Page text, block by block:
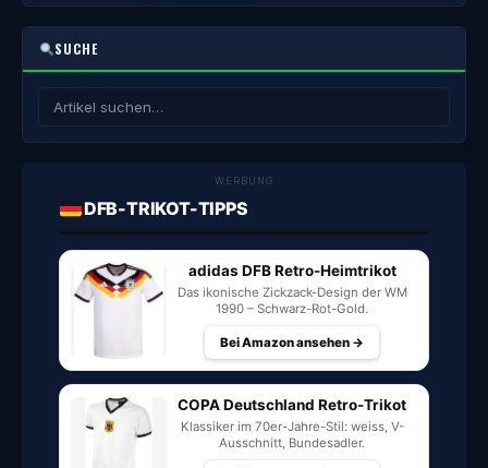
SUCHE
WERBUNG
DFB-TRIKOT-TIPPS
adidas DFB Retro-Heimtrikot
Das ikonische Zickzack-Design der WM
1990 – Schwarz-Rot-Gold.
Bei Amazon ansehen →
COPA Deutschland Retro-Trikot
Klassiker im 70er-Jahre-Stil: weiss, V-
Ausschnitt, Bundesadler.